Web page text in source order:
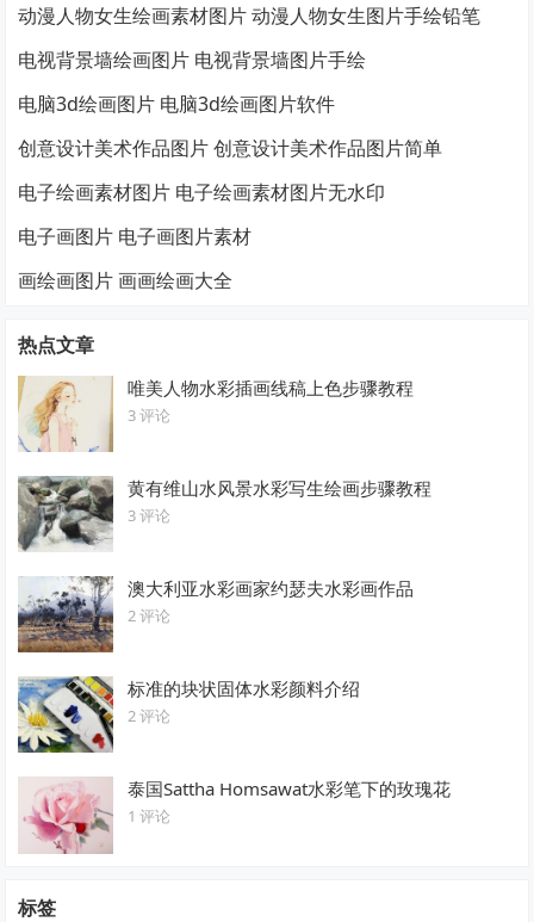
动漫人物女生绘画素材图片 动漫人物女生图片手绘铅笔
电视背景墙绘画图片 电视背景墙图片手绘
电脑3d绘画图片 电脑3d绘画图片软件
创意设计美术作品图片 创意设计美术作品图片简单
电子绘画素材图片 电子绘画素材图片无水印
电子画图片 电子画图片素材
画绘画图片 画画绘画大全
热点文章
唯美人物水彩插画线稿上色步骤教程
3 评论
黄有维山水风景水彩写生绘画步骤教程
3 评论
澳大利亚水彩画家约瑟夫水彩画作品
2 评论
标准的块状固体水彩颜料介绍
2 评论
泰国Sattha Homsawat水彩笔下的玫瑰花
1 评论
标签